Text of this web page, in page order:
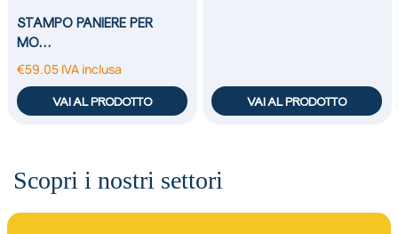
STAMPO PANIERE PER
MO…
€59.05 IVA inclusa
VAI AL PRODOTTO VAI AL PRODOTTO
Scopri i nostri settori